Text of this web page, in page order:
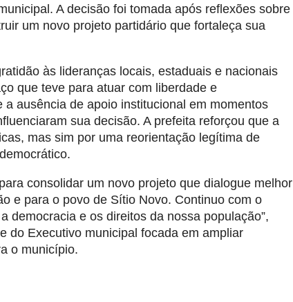
A decisão foi tomada após reflexões sobre
um novo projeto partidário que fortaleça sua
às lideranças locais, estaduais e nacionais
que teve para atuar com liberdade e
ausência de apoio institucional em momentos
sua decisão. A prefeita reforçou que a
mas sim por uma reorientação legítima de
consolidar um novo projeto que dialogue melhor
e para o povo de Sítio Novo. Continuo com o
democracia e os direitos da nossa população”,
do Executivo municipal focada em ampliar
o município.